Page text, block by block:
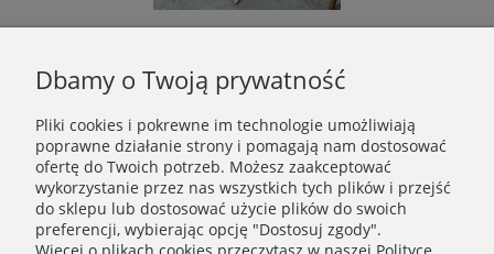
29,00 zł
Cena regularna:169,00 zł
Najniższa cena:169,00 zł
Do koszyka
Dbamy o Twoją prywatność
Pliki cookies i pokrewne im technologie umożliwiają
poprawne działanie strony i pomagają nam dostosować
ofertę do Twoich potrzeb. Możesz zaakceptować
wykorzystanie przez nas wszystkich tych plików i przejść
do sklepu lub dostosować użycie plików do swoich
preferencji, wybierając opcję "Dostosuj zgody".